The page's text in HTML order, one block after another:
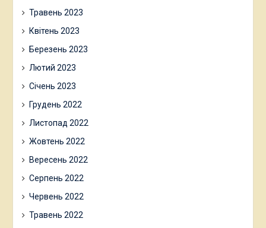
Травень 2023
Квітень 2023
Березень 2023
Лютий 2023
Січень 2023
Грудень 2022
Листопад 2022
Жовтень 2022
Вересень 2022
Серпень 2022
Червень 2022
Травень 2022